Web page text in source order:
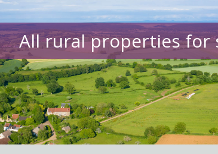
All rural properties for